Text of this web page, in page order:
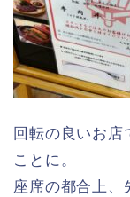
回転の良いお店
ことに。
座席の都合上、